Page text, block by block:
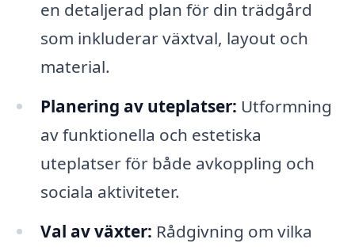
en detaljerad plan för din trädgård
som inkluderar växtval, layout och
material.
Planering av uteplatser: Utformning
av funktionella och estetiska
uteplatser för både avkoppling och
sociala aktiviteter.
Val av växter: Rådgivning om vilka